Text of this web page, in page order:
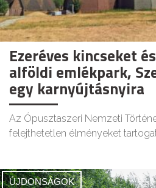
Ezeréves kincseket
alföldi emlékpark,
egy karnyújtásnyira
Az Ópusztaszeri Nemzeti
felejthetetlen élményeket
ÚJDONSÁGOK